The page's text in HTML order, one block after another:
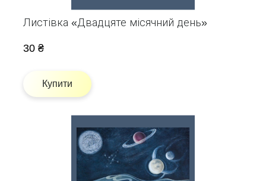
Листівка «Двадцяте місячний день»
30 ₴
Купити